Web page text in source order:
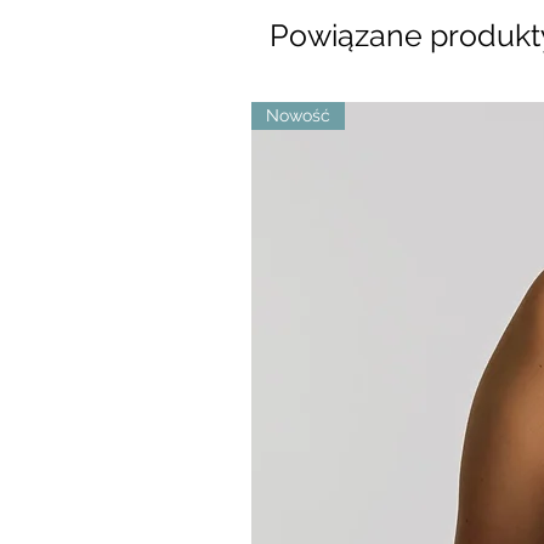
Powiązane
Nowość